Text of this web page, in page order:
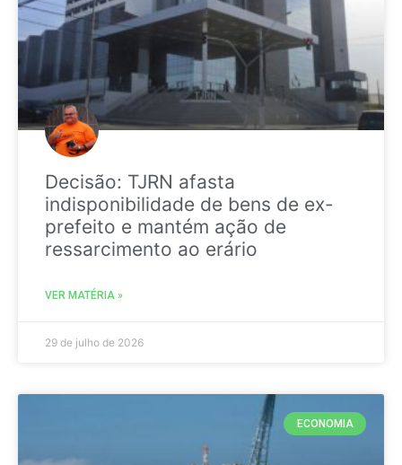
Decisão: TJRN afasta
indisponibilidade de bens de ex-
prefeito e mantém ação de
ressarcimento ao erário
VER MATÉRIA »
29 de julho de 2026
ECONOMIA